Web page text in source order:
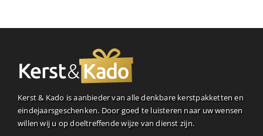
Kerst & Kado is aanbieder van alle denkbare kerstpakketten en
eindejaarsgeschenken. Door goed te luisteren naar uw wensen
willen wij u op doeltreffende wijze van dienst zijn.